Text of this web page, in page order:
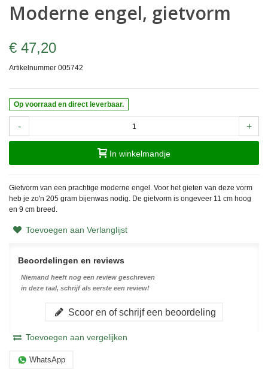
Moderne engel, gietvorm
€ 47,20
Artikelnummer 005742
Op voorraad en direct leverbaar.
- +
In winkelmandje
Gietvorm van een prachtige moderne engel. Voor het gieten van deze vorm
heb je zo'n 205 gram bijenwas nodig. De gietvorm is ongeveer 11 cm hoog
en 9 cm breed.
Toevoegen aan Verlanglijst
Beoordelingen en reviews
Niemand heeft nog een review geschreven
in deze taal, schrijf als eerste een review!
Scoor en of schrijf een beoordeling
Toevoegen aan vergelijken
WhatsApp